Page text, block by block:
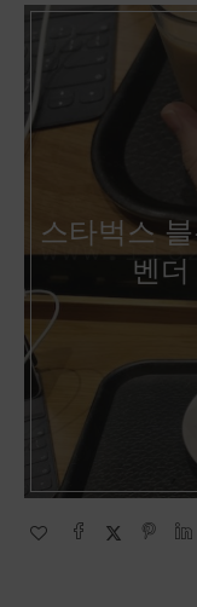
스타벅스
벤